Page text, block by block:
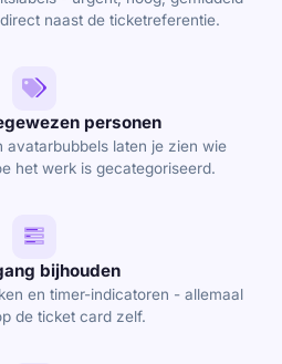
naast de ticketreferentie.
personen
avatarbubbels laten je zien wie
het werk is gecategoriseerd.
bijhouden
en timer-indicatoren - allemaal
de ticket card zelf.